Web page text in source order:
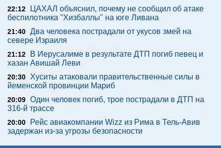
22:12
ЦАХАЛ объяснил, почему не сообщил об атаке
беспилотника "Хизбаллы" на юге Ливана
21:40 Два человека пострадали от укусов змей на
севере Израиля
21:12
В Иерусалиме в результате ДТП погиб певец и
хазан Авишай Леви
20:30 Хуситы атаковали правительственные силы в
йеменской провинции Мариб
20:09 Один человек погиб, трое пострадали в ДТП на
316-й трассе
20:00
Рейс авиакомпании Wizz из Рима в Тель-Авив
задержан из-за угрозы безопасности